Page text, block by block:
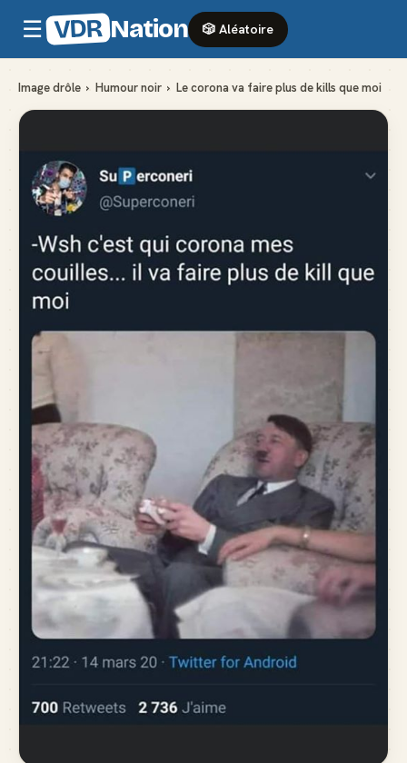
☰ VDR Nation 🎲 Aléatoire
Image drôle › Humour noir › Le corona va faire plus de kills que moi